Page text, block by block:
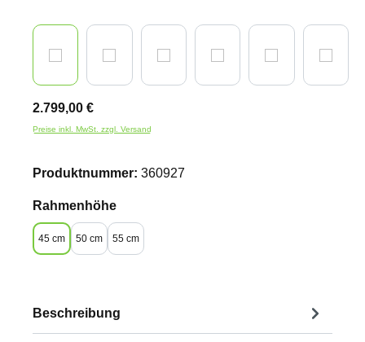
2.799,00 €
Preise inkl. MwSt. zzgl. Versand
Produktnummer: 360927
Rahmenhöheauswählen
45 cm 50 cm 55 cm
Beschreibung